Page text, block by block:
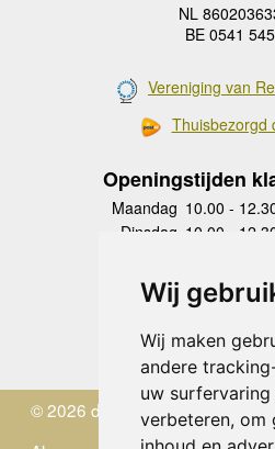
Wij
Wij maken
andere
uw
verbeteren, om
NL
BE 0541
Vereniging van
Thuisbezorgd
Openingstijden
Maandag 10.00 -
Dinsdag 10.00 -
Donderdag
10.00 -
Vrijdag 10.00 -
Zaterdag
Zondag
© 2026 de Zwerver